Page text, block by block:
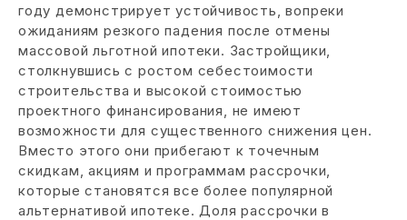
году демонстрирует устойчивость, вопреки
ожиданиям резкого падения после отмены
массовой льготной ипотеки. Застройщики,
столкнувшись с ростом себестоимости
строительства и высокой стоимостью
проектного финансирования, не имеют
возможности для существенного снижения цен.
Вместо этого они прибегают к точечным
скидкам, акциям и программам рассрочки,
которые становятся все более популярной
альтернативой ипотеке. Доля рассрочки в